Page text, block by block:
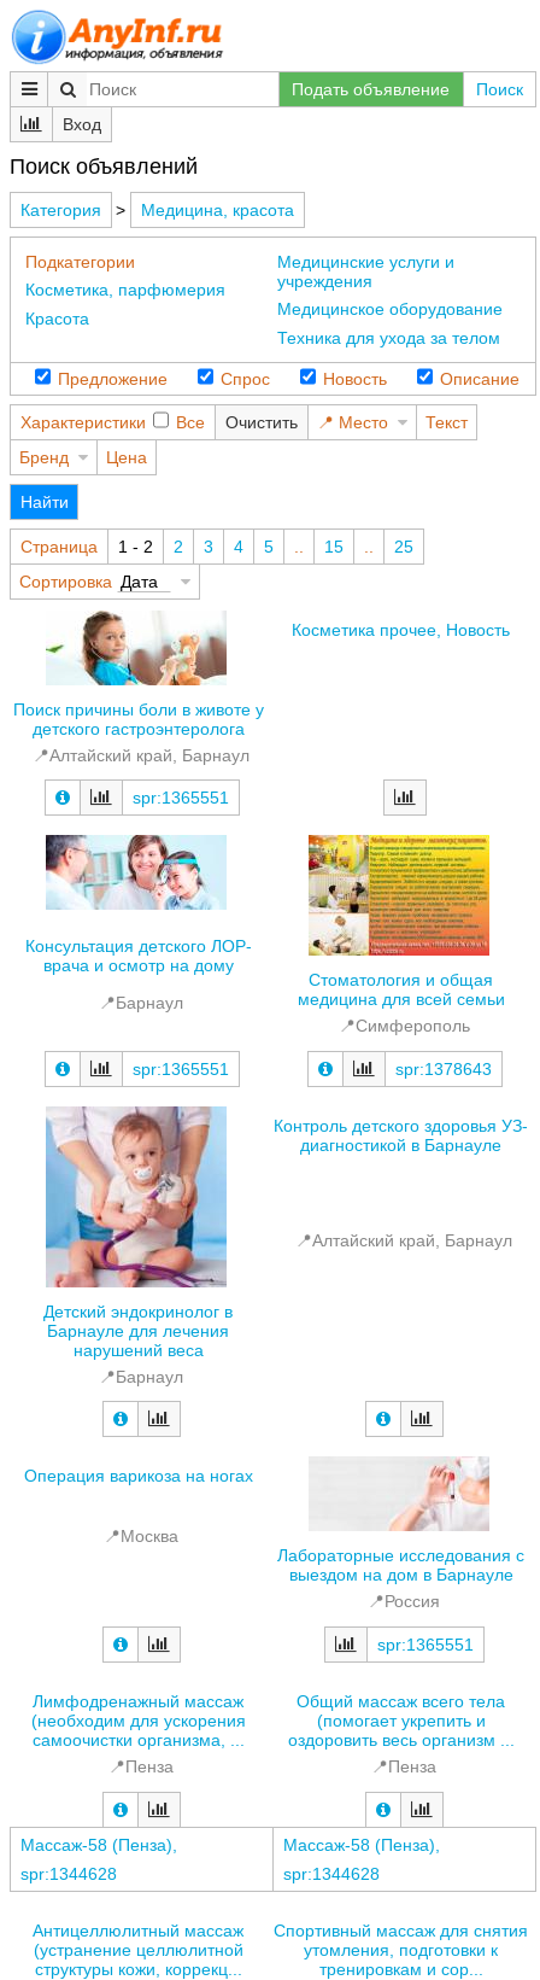
Подать объявление
Поиск
Вход
Поиск объявлений
Категория > Медицина, красота
Подкатегории
Косметика, парфюмерия
Красота
Медицинские услуги и
учреждения
Медицинское оборудование
Техника для ухода за телом
Предложение Спрос Новость Описание
Характеристики Все Очистить Место
Текст
Бренд
Цена
Найти
Страница 1 - 2 2 3 4 5 .. 15 ..
25
Сортировка Дата
Поиск причины боли в животе у
детского гастроэнтеролога
📍Алтайский край, Барнаул
spr:1365551
Косметика прочее, Новость
Консультация детского ЛОР-
врача и осмотр на дому
📍Барнаул
spr:1365551
Стоматология и общая
медицина для всей семьи
📍Симферополь
spr:1378643
Детский эндокринолог в
Барнауле для лечения
нарушений веса
📍Барнаул
Контроль детского здоровья УЗ-
диагностикой в Барнауле
📍Алтайский край, Барнаул
Операция варикоза на ногах
📍Москва
Лабораторные исследования с
выездом на дом в Барнауле
📍Россия
spr:1365551
Лимфодренажный массаж
(необходим для ускорения
самоочистки организма, ...
📍Пенза
Массаж-58 (Пенза),
spr:1344628
Общий массаж всего тела
(помогает укрепить и
оздоровить весь организм ...
📍Пенза
Массаж-58 (Пенза),
spr:1344628
Антицеллюлитный массаж
(устранение целлюлитной
структуры кожи, коррекц...
Спортивный массаж для снятия
утомления, подготовки к
тренировкам и сор...